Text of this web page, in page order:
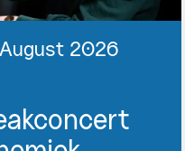
August 2026